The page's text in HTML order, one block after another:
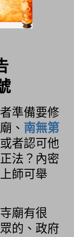
準備要修
、 南無第
者認可他
法？內密
師可舉
廟有很
的、政府